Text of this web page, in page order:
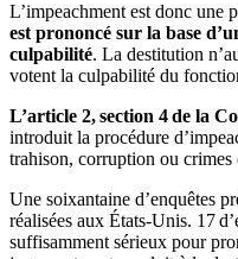
L’impeachment est donc une
est prononcé sur la base
culpabilité. La destitution
votent la culpabilité du
L’article 2, section 4 de la
introduit la procédure
trahison, corruption ou crimes
Une soixantaine d’enquêtes
réalisées aux États-Unis. 17
suffisamment sérieux pour